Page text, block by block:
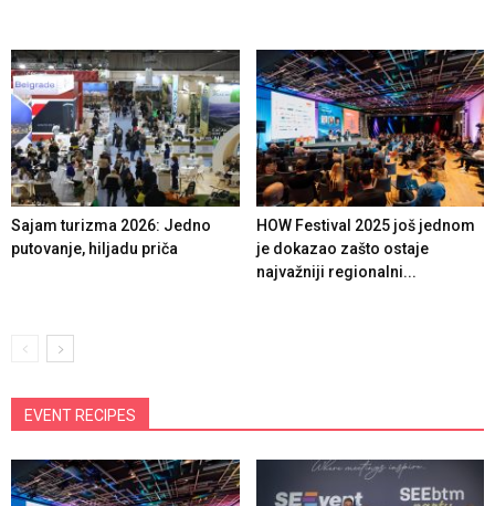
Sajam turizma 2026: Jedno
putovanje, hiljadu priča
HOW Festival 2025 još jednom
je dokazao zašto ostaje
najvažniji regionalni...
EVENT RECIPES